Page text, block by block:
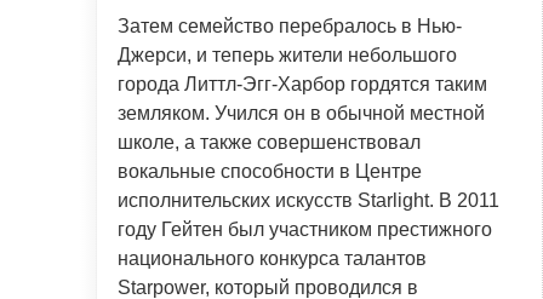
Затем семейство перебралось в Нью-
Джерси, и теперь жители небольшого
города Литтл-Эгг-Харбор гордятся таким
земляком. Учился он в обычной местной
школе, а также совершенствовал
вокальные способности в Центре
исполнительских искусств Starlight. В 2011
году Гейтен был участником престижного
национального конкурса талантов
Starpower, который проводился в